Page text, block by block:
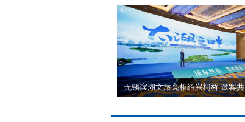
无锡滨湖文旅亮相绍兴柯桥 邀客共